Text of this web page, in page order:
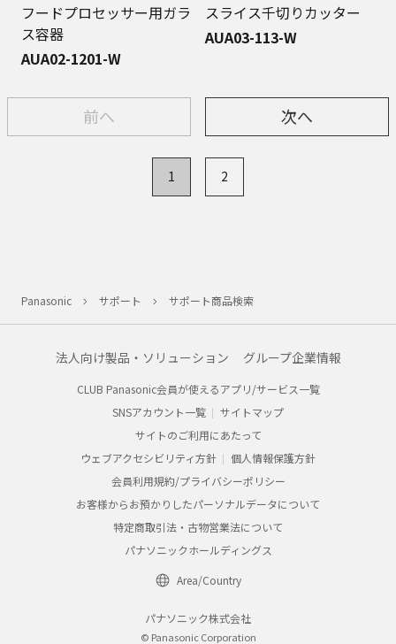
フードプロセッサー用ガラ
ス容器
AUA02-1201-W
スライス千切りカッター
AUA03-113-W
前へ
1 2
次へ
Panasonic サポート サポート商品検索
法人向け製品・ソリューション グループ企業情報
CLUB Panasonic会員が使えるアプリ/サービス一覧
SNSアカウント一覧
サイトマップ
サイトのご利用にあたって
ウェブアクセシビリティ方針
個人情報保護方針
会員利用規約/プライバシーポリシー
お客様からお預かりしたパーソナルデータについて
特定商取引法・古物営業法について
パナソニックホールディングス
Area/Country
パナソニック株式会社
© Panasonic Corporation